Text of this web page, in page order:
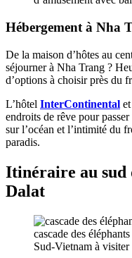
Hébergement à Nha
De la maison d’hôtes au
séjourner à Nha Trang ?
d’options à choisir près du
L’hôtel InterContinental et
endroits de rêve pour
sur l’océan et l’intimité du
paradis.
Itinéraire au sud
Dalat
cascade des
Sud-Vietnam à